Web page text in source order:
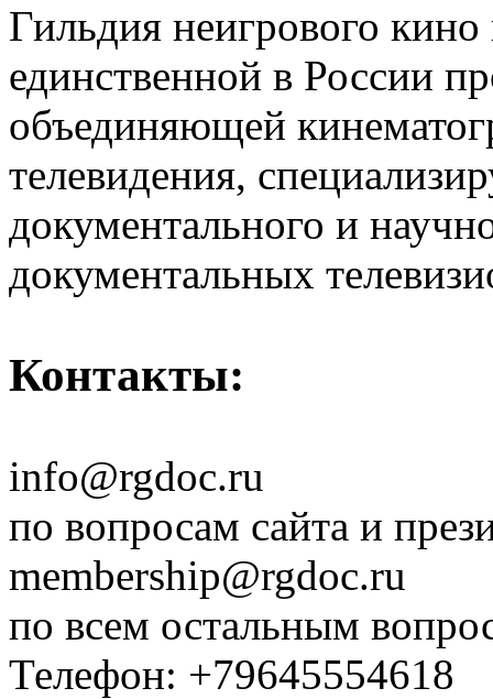
Гильдия неигрового кино
единственной в России
объединяющей
телевидения,
документального и
документальных
Контакты:
info@rgdoc.ru
по вопросам сайта и
membership@rgdoc.ru
по всем остальным
Телефон: +79645554618